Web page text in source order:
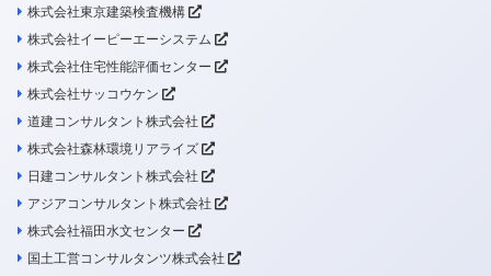
株式会社東京建築検査機構
株式会社イーピーエーシステム
株式会社住宅性能評価センター
株式会社サッコウケン
道建コンサルタント株式会社
株式会社森林環境リアライズ
日建コンサルタント株式会社
アジアコンサルタント株式会社
株式会社福田水文センター
国土工営コンサルタンツ株式会社